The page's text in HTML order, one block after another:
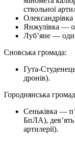
ствольної
Янжулівка —
Луб’яне —
Сновська громада:
Гута-
дронів).
Городнянська
Сеньківка —
БпЛА), дев’ять
артилерії).